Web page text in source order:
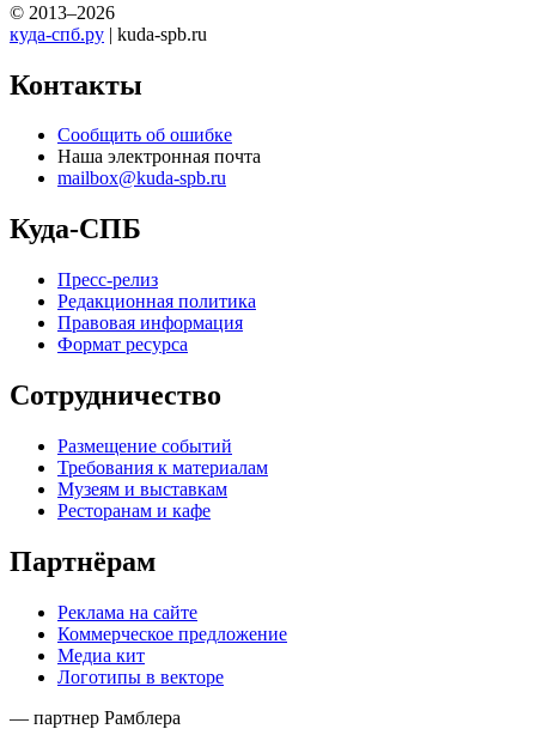
© 2013–2026
куда-спб.ру | kuda-spb.ru
Контакты
Сообщить об ошибке
Наша электронная почта
mailbox@kuda-spb.ru
Куда-СПБ
Пресс-релиз
Редакционная политика
Правовая информация
Формат ресурса
Сотрудничество
Размещение событий
Требования к материалам
Музеям и выставкам
Ресторанам и кафе
Партнёрам
Реклама на сайте
Коммерческое предложение
Медиа кит
Логотипы в векторе
— партнер Рамблера